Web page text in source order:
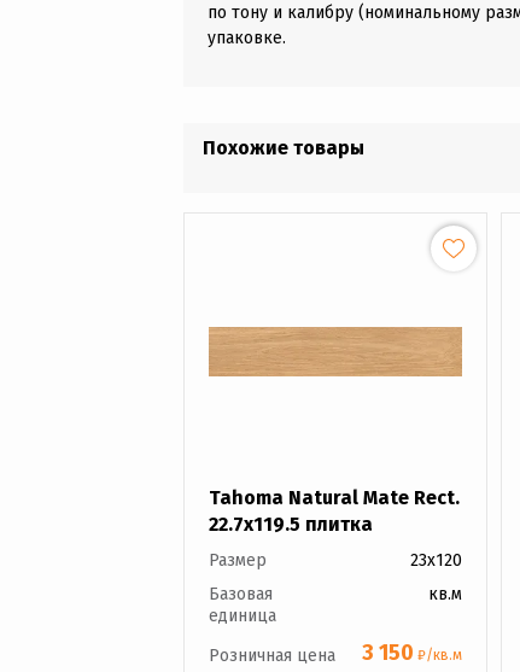
по тону и калибру (номинальному
упаковке.
Похожие товары
Tahoma Natural Mate Rect.
22.7x119.5 плитка
Размер
23x120
Базовая
единица
кв.м
Розничная цена 3 150 ₽/кв.м